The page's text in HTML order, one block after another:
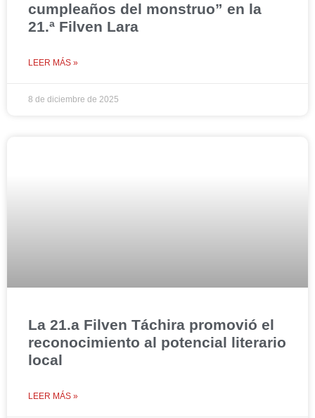
cumpleaños del monstruo” en la
21.ª Filven Lara
LEER MÁS »
8 de diciembre de 2025
La 21.a Filven Táchira promovió el
reconocimiento al potencial literario
local
LEER MÁS »